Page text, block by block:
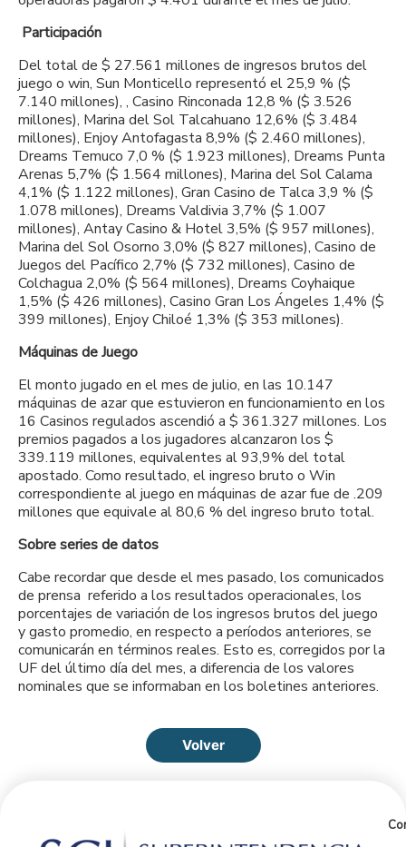
Participación
Del total de $ 27.561 millones de ingresos brutos del
juego o win, Sun Monticello representó el 25,9 % ($
7.140 millones), , Casino Rinconada 12,8 % ($ 3.526
millones), Marina del Sol Talcahuano 12,6% ($ 3.484
millones), Enjoy Antofagasta 8,9% ($ 2.460 millones),
Dreams Temuco 7,0 % ($ 1.923 millones), Dreams Punta
Arenas 5,7% ($ 1.564 millones), Marina del Sol Calama
4,1% ($ 1.122 millones), Gran Casino de Talca 3,9 % ($
1.078 millones), Dreams Valdivia 3,7% ($ 1.007
millones), Antay Casino & Hotel 3,5% ($ 957 millones),
Marina del Sol Osorno 3,0% ($ 827 millones), Casino de
Juegos del Pacífico 2,7% ($ 732 millones), Casino de
Colchagua 2,0% ($ 564 millones), Dreams Coyhaique
1,5% ($ 426 millones), Casino Gran Los Ángeles 1,4% ($
399 millones), Enjoy Chiloé 1,3% ($ 353 millones).
Máquinas de Juego
El monto jugado en el mes de julio, en las 10.147
máquinas de azar que estuvieron en funcionamiento en los
16 Casinos regulados ascendió a $ 361.327 millones. Los
premios pagados a los jugadores alcanzaron los $
339.119 millones, equivalentes al 93,9% del total
apostado. Como resultado, el ingreso bruto o Win
correspondiente al juego en máquinas de azar fue de .209
millones que equivale al 80,6 % del ingreso bruto total.
Sobre series de datos
Cabe recordar que desde el mes pasado, los comunicados
de prensa referido a los resultados operacionales, los
porcentajes de variación de los ingresos brutos del juego
y gasto promedio, en respecto a períodos anteriores, se
comunicarán en términos reales. Esto es, corregidos por la
UF del último día del mes, a diferencia de los valores
nominales que se informaban en los boletines anteriores.
Volver